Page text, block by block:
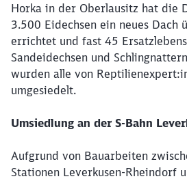
Horka in der Oberlausitz hat die
3.500 Eidechsen ein neues Dach
errichtet und fast 45
Sandeidechsen und
wurden alle von
umgesiedelt.
Umsiedlung an der S-Bahn
Aufgrund von Bauarbeiten
Stationen Leverkusen-Rheindorf